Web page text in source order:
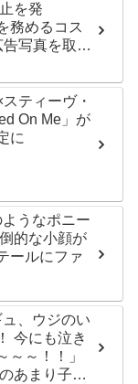
を発
務めるコス
写真を取り
ティーヴ・
On Me」が
に
うなポニー
的な小顔が
ールにファ
、ウジのい
今にも泣き
～～！！」
あまり子供